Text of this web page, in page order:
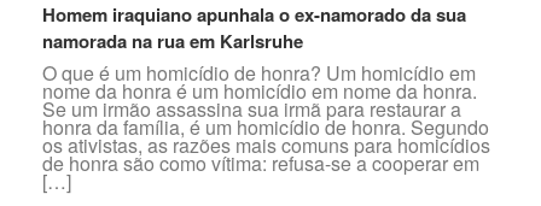
Homem iraquiano apunhala o ex-namorado da sua
namorada na rua em Karlsruhe
O que é um homicídio de honra? Um homicídio em
nome da honra é um homicídio em nome da honra.
Se um irmão assassina sua irmã para restaurar a
honra da família, é um homicídio de honra. Segundo
os ativistas, as razões mais comuns para homicídios
de honra são como vítima: refusa-se a cooperar em
[…]